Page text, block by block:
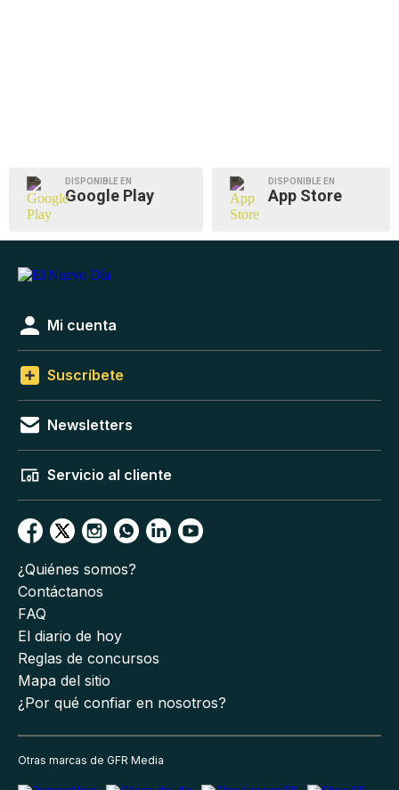
DISPONIBLE EN
Google Play
DISPONIBLE EN
App Store
Mi cuenta
Suscríbete
Newsletters
Servicio al cliente
¿Quiénes somos?
Contáctanos
FAQ
El diario de hoy
Reglas de concursos
Mapa del sitio
¿Por qué confiar en nosotros?
Otras marcas de GFR Media